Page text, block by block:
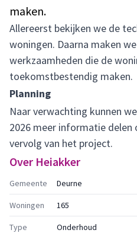
maken.
Allereerst bekijken we de
woningen. Daarna maken
werkzaamheden die de
toekomstbestendig maken.
Planning
Naar verwachting kunnen
2026 meer informatie delen
vervolg van het project.
Over Heiakker
Gemeente Deurne
Woningen 165
Type Onderhoud